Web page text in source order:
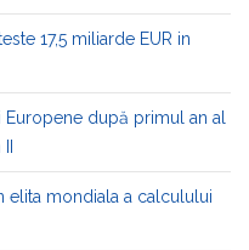
17,5 miliarde EUR in
Europene după primul an al
elita mondiala a calculului